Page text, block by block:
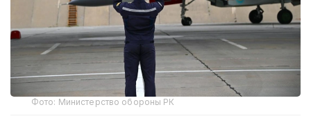
Фото: Министерство обороны РК